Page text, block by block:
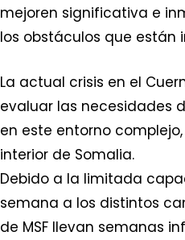
mejoren significativa e
los obstáculos que están
La actual crisis en el
evaluar las necesidades
en este entorno
interior de Somalia.
Debido a la limitada
semana a los distintos
de MSF llevan semanas